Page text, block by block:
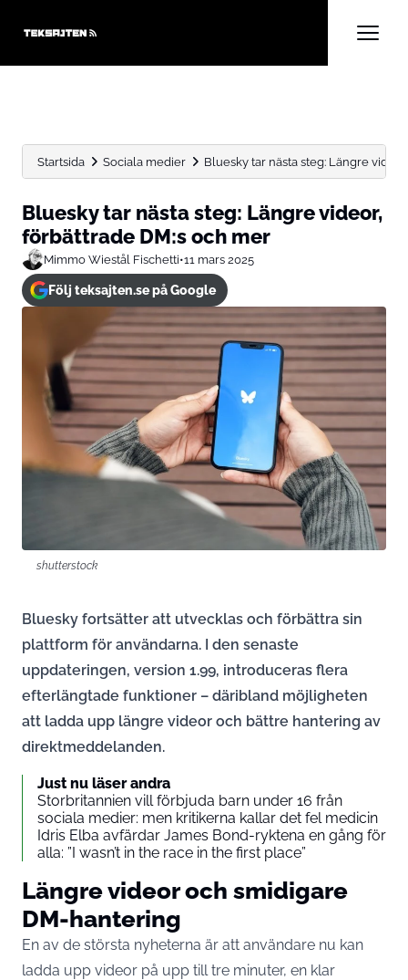
Startsida Sociala medier Bluesky tar nästa steg: Längre
Bluesky tar nästa steg: Längre videor,
förbättrade DM:s och mer
Mimmo Wiestål Fischetti•11 mars 2025
Följ teksajten.se på Google
shutterstock
Bluesky fortsätter att utvecklas och förbättra sin
plattform för användarna. I den senaste
uppdateringen, version 1.99, introduceras flera
efterlängtade funktioner – däribland möjligheten
att ladda upp längre videor och bättre hantering av
direktmeddelanden.
Just nu läser andra
Storbritannien vill förbjuda barn under 16 från
sociala medier: men kritikerna kallar det fel medicin
Idris Elba avfärdar James Bond-ryktena en gång för
alla: ”I wasn’t in the race in the first place”
Längre videor och smidigare
DM-hantering
En av de största nyheterna är att användare nu kan
ladda upp videor på upp till tre minuter, en klar